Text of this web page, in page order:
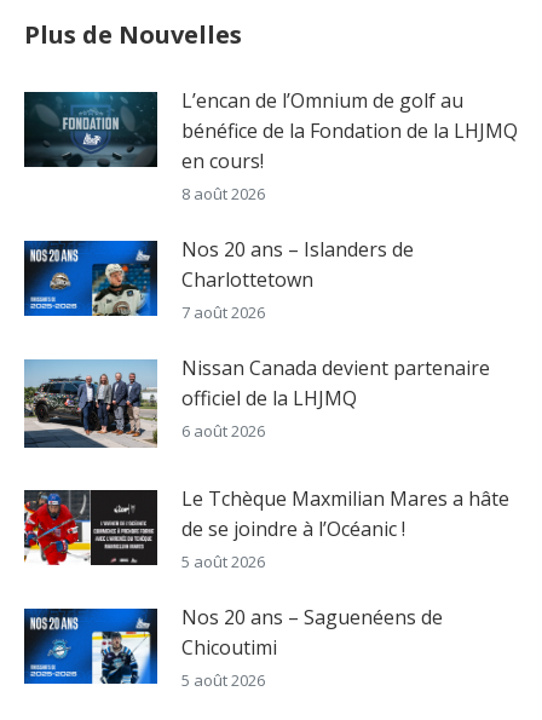
Plus de Nouvelles
L’encan de l’Omnium de golf au
bénéfice de la Fondation de la LHJMQ
en cours!
8 août 2026
Nos 20 ans – Islanders de
Charlottetown
7 août 2026
Nissan Canada devient partenaire
officiel de la LHJMQ
6 août 2026
Le Tchèque Maxmilian Mares a hâte
de se joindre à l’Océanic !
5 août 2026
Nos 20 ans – Saguenéens de
Chicoutimi
5 août 2026